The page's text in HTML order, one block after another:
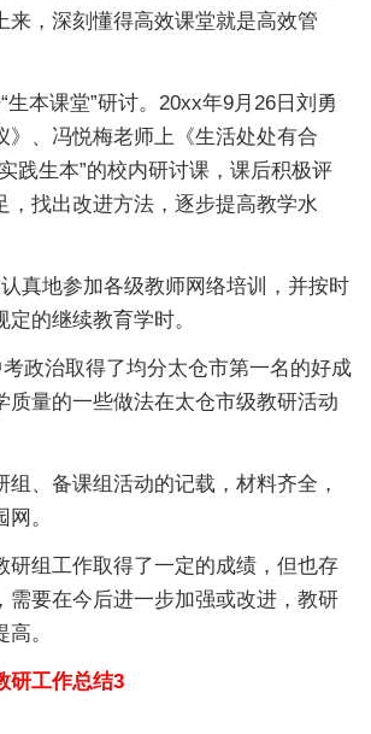
来，深刻懂得高效课堂就是高效管
本课堂”研讨。20xx年9月26日刘勇
》、冯悦梅老师上《生活处处有合
践生本”的校内研讨课，课后积极评
，找出改进方法，逐步提高教学水
地参加各级教师网络培训，并按时
的继续教育学时。
治取得了均分太仓市第一名的好成
质量的一些做法在太仓市级教研活动
、备课组活动的记载，材料齐全，
。
组工作取得了一定的成绩，但也存
需要在今后进一步加强或改进，教研
。
研工作总结3